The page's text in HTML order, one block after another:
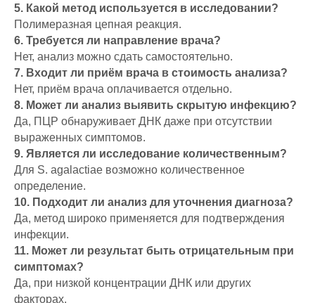
5. Какой метод используется в исследовании?
Полимеразная цепная реакция.
6. Требуется ли направление врача?
Нет, анализ можно сдать самостоятельно.
7. Входит ли приём врача в стоимость анализа?
Нет, приём врача оплачивается отдельно.
8. Может ли анализ выявить скрытую инфекцию?
Да, ПЦР обнаруживает ДНК даже при отсутствии
выраженных симптомов.
9. Является ли исследование количественным?
Для S. agalactiae возможно количественное
определение.
10. Подходит ли анализ для уточнения диагноза?
Да, метод широко применяется для подтверждения
инфекции.
11. Может ли результат быть отрицательным при
симптомах?
Да, при низкой концентрации ДНК или других
факторах.